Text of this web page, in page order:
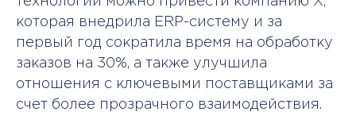
которая внедрила ERP-систему и за
первый год сократила время на обработку
заказов на 30%, а также улучшила
отношения с ключевыми поставщиками за
счет более прозрачного взаимодействия.
Отзывы
Каталог
Почему нас
выбирают
База знаний